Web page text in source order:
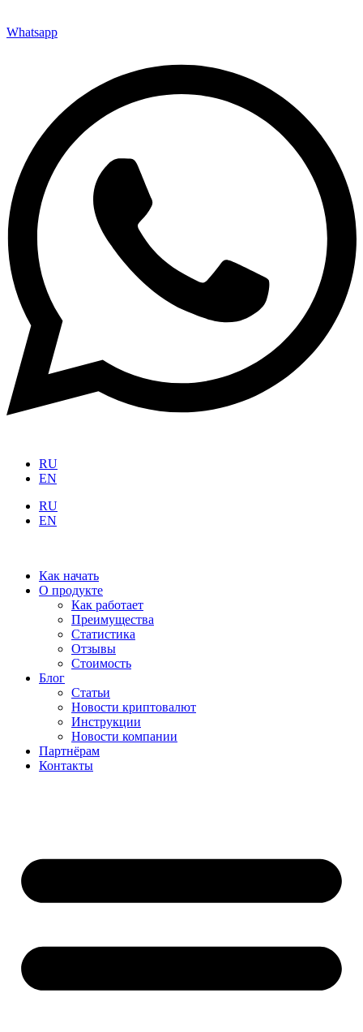
Whatsapp
RU
EN
RU
EN
Как начать
О продукте
Как работает
Преимущества
Статистика
Отзывы
Стоимость
Блог
Статьи
Новости криптовалют
Инструкции
Новости компании
Партнёрам
Контакты